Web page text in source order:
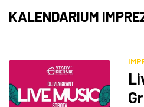
IMPREZY
ROZRYWKA
W KINACH
KALENDARIUM